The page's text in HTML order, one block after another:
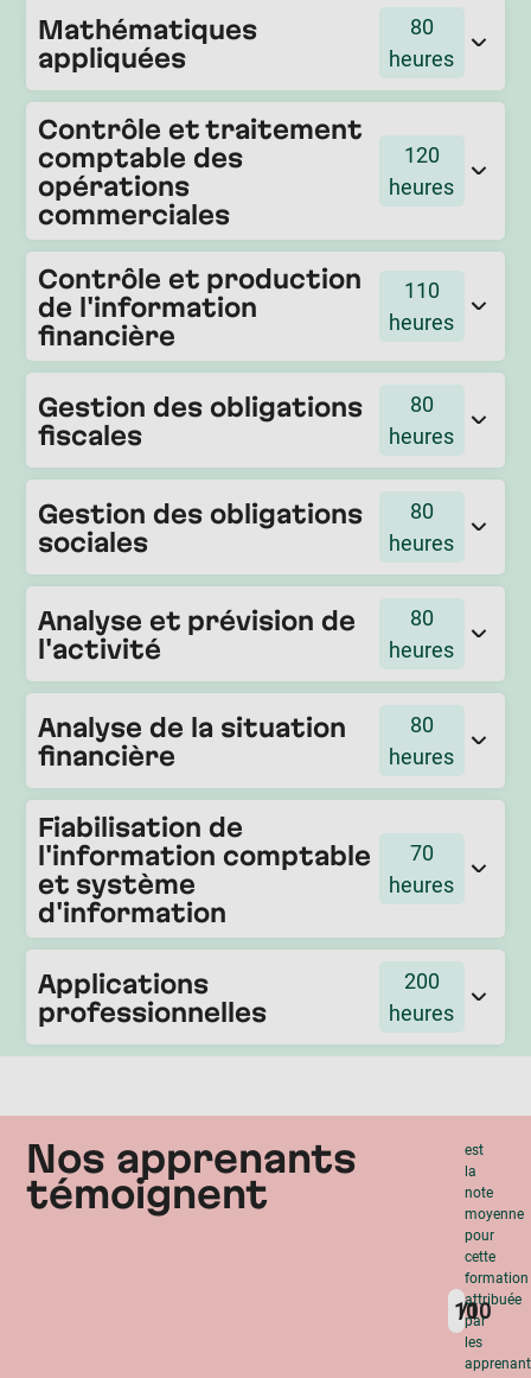
Mathématiques
appliquées
80
heures
Contrôle et traitement
comptable des
opérations
commerciales
120
heures
Contrôle et production
de l'information
financière
110
heures
Gestion des obligations
fiscales
80
heures
Gestion des obligations
sociales
80
heures
Analyse et prévision de
l'activité
80
heures
Analyse de la situation
financière
80
heures
Fiabilisation de
l'information comptable
et système
d'information
70
heures
Applications
professionnelles
200
heures
Nos apprenants
témoignent
10
/10
est
la
note
moyenne
pour
cette
formation
attribuée
par
les